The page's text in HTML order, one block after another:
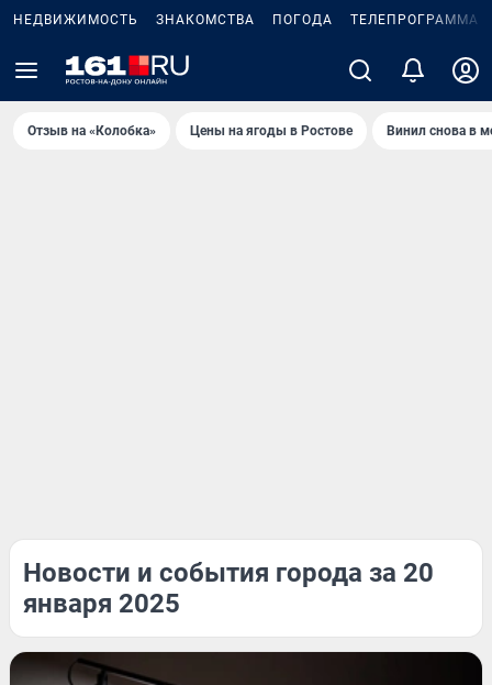
НЕДВИЖИМОСТЬ ЗНАКОМСТВА ПОГОДА ТЕЛЕПРОГРАММА
Отзыв на «Колобка» Цены на ягоды в Ростове Винил снова в
Новости и события города за 20
января 2025